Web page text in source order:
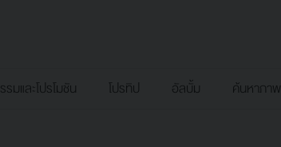
รมและโปรโมชัน โปรทิป อัลบั้ม ค้นหาภาพ